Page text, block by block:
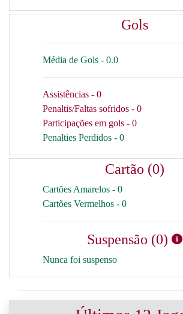
Gols
Média de Gols - 0.0
Assistências - 0
Penaltis/Faltas sofridos - 0
Participações em gols - 0
Penalties Perdidos - 0
Cartão (0)
Cartões Amarelos - 0
Cartões Vermelhos - 0
Suspensão (0)
Nunca foi suspenso